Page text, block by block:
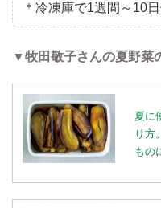
＊冷凍庫で1週間～10
▼牧田敬子さんの夏野菜
夏に
り方
もの